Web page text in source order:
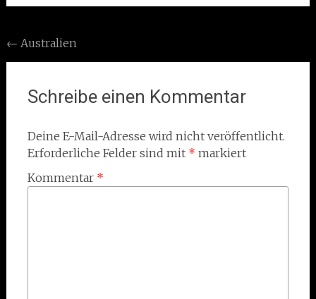
Post
navigation
← Australien
Schreibe einen Kommentar
Deine E-Mail-Adresse wird nicht veröffentlicht.
Erforderliche Felder sind mit * markiert
Kommentar *